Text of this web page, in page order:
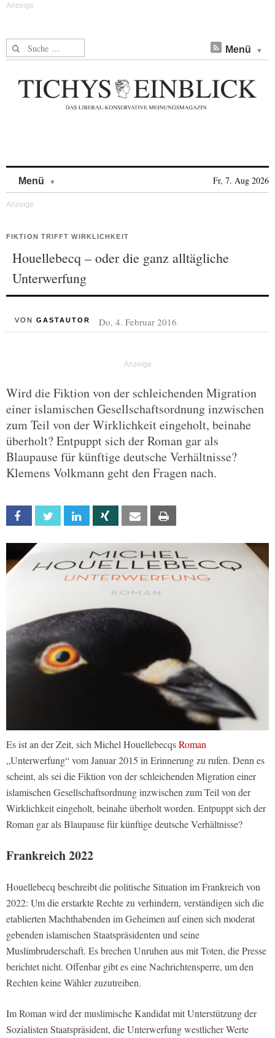
Suche nach: Menü
Menü Fr, 7. Aug 2026
FIKTION TRIFFT WIRKLICHKEIT
Houellebecq – oder die ganz alltägliche
Unterwerfung
VON GASTAUTOR Do, 4. Februar 2016
Wird die Fiktion von der schleichenden Migration
einer islamischen Gesellschaftsordnung inzwischen
zum Teil von der Wirklichkeit eingeholt, beinahe
überholt? Entpuppt sich der Roman gar als
Blaupause für künftige deutsche Verhältnisse?
Klemens Volkmann geht den Fragen nach.
Facebook Twitter Linkedin Xing Email
Es ist an der Zeit, sich Michel HouellebecqsRoman
„Unterwerfung“ vom Januar 2015 in Erinnerung zu rufen. Denn es
scheint, als sei die Fiktion von der schleichenden Migration einer
islamischen Gesellschaftsordnung inzwischen zum Teil von der
Wirklichkeit eingeholt, beinahe überholt worden. Entpuppt sich der
Roman gar als Blaupause für künftige deutsche Verhältnisse?
Frankreich 2022
Houellebecq beschreibt die politische Situation im Frankreich von
2022: Um die erstarkte Rechte zu verhindern, verständigen sich die
etablierten Machthabenden im Geheimen auf einen sich moderat
gebenden islamischen Staatspräsidenten und seine
Muslimbruderschaft. Es brechen Unruhen aus mit Toten, die Presse
berichtet nicht. Offenbar gibt es eine Nachrichtensperre, um den
Rechten keine Wähler zuzutreiben.
Im Roman wird der muslimische Kandidat mit Unterstützung der
Sozialisten Staatspräsident, die Unterwerfung westlicher Werte